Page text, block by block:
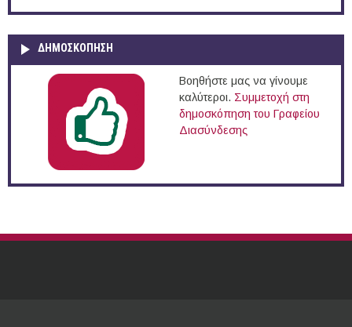
ΔΗΜΟΣΚΌΠΗΣΗ
Βοηθήστε μας να γίνουμε
καλύτεροι. Συμμετοχή στη
δημοσκόπηση του Γραφείου
Διασύνδεσης